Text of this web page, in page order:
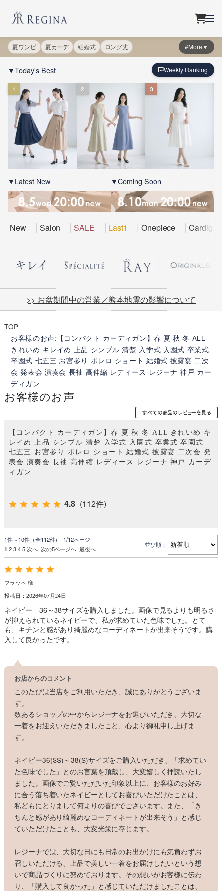
夏ワンピ 夏カーデ 結婚式 ロング丈 #More▼
▼Today's Best Weekly Ranking
1 2 3
▼Latest New ▼Coming Soon
New Salon SALE Last1 Onepiece Cardigan
>> お盆期間中の営業／熊本地震の影響について
TOP
お客様のお声:【コンパクト カーディガン】春 夏 秋 冬 ALL
きれいめ キレイめ 上品 シンプル 清楚 入学式 入園式 卒業式
卒園式 七五三 お宮参り ボレロ ショート 結婚式 披露宴 二次
会 発表会 演奏会 長袖 高伸縮 レディース レジーナ 神戸 カー
ディガン
お客様のお声
【コンパクト カーディガン】春 夏 秋 冬 ALL きれいめ キ
レイめ 上品 シンプル 清楚 入学式 入園式 卒業式 卒園式
七五三 お宮参り ボレロ ショート 結婚式 披露宴 二次会 発
表会 演奏会 長袖 高伸縮 レディース レジーナ 神戸 カーデ
ィガン
4.8 (112件)
1件～10件（全112件） 1/12ページ
1 2345次へ 次の5ページへ 最後へ
並び順：
フラッペ 様
投稿日：2026年07月24日
ネイビー 36～38サイズを購入しました。画像で見るよりも明るさ
が抑えられているネイビーで、私が求めていた色味でした。とて
も、キチンと感があり綺麗めなコーディネートが出来そうです。購
入して良かったです。
お店からのコメント
このたびは当店をご利用いただき、誠にありがとうございま
す。
数あるショップの中からレジーナをお選びいただき、大切な
一着をお迎えいただきましたこと、心より御礼申し上げま
す。
ネイビー36(SS)～38(S)サイズをご購入いただき、「求めてい
た色味でした」とのお言葉を頂戴し、大変嬉しく拝読いたし
ました。画像でご覧いただいた印象以上に、お客様のお好み
に合う落ち着いたネイビーとしてお喜びいただけたことは、
私どもにとりまして何よりの喜びでございます。また、「き
ちんと感があり綺麗めなコーディネートが出来そう」と感じ
ていただけたことも、大変光栄に存じます。
レジーナでは、大切な日にも日常のお出かけにも気負わずお
召しいただける、上品で美しい一着をお届けしたいという想
いで商品づくりに努めております。その想いがお客様に伝わ
り、「購入して良かった」と感じていただけましたことは、